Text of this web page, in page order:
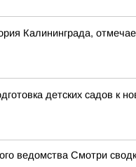
Калининграда,
детских садов к
ведомства Смотри